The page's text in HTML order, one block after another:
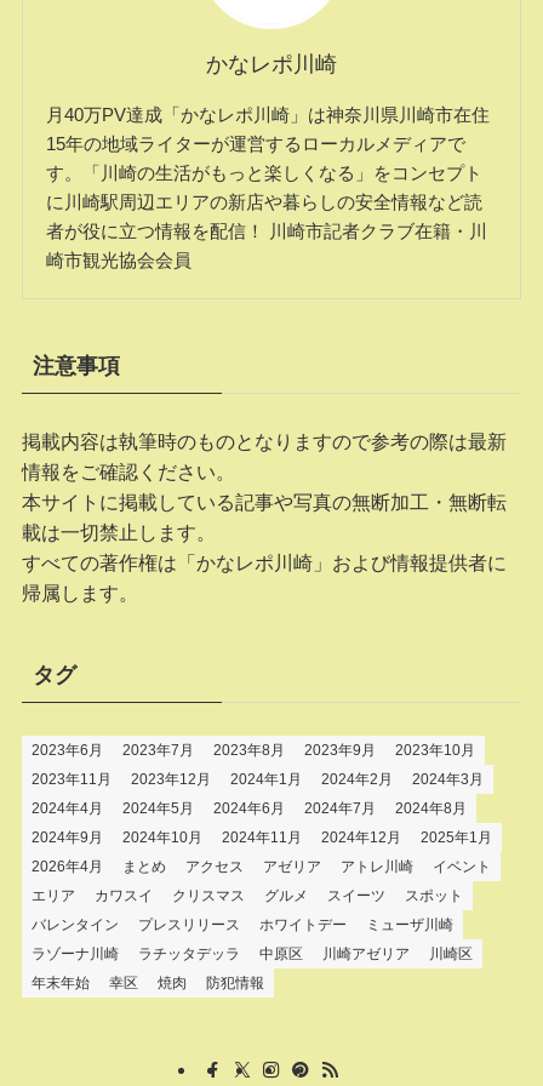
かなレポ川崎
月40万PV達成「かなレポ川崎」は神奈川県川崎市在住
15年の地域ライターが運営するローカルメディアで
す。「川崎の生活がもっと楽しくなる」をコンセプト
に川崎駅周辺エリアの新店や暮らしの安全情報など読
者が役に立つ情報を配信！ 川崎市記者クラブ在籍・川
崎市観光協会会員
注意事項
掲載内容は執筆時のものとなりますので参考の際は最新
情報をご確認ください。
本サイトに掲載している記事や写真の無断加工・無断転
載は一切禁止します。
すべての著作権は「かなレポ川崎」および情報提供者に
帰属します。
タグ
2023年6月 2023年7月 2023年8月 2023年9月
2023年10月
2023年11月
2023年12月 2024年1月 2024年2月
2024年3月
2024年4月
2024年5月 2024年6月 2024年7月
2024年8月
2024年9月
2024年10月 2024年11月 2024年12月
2025年1月
2026年4月
まとめ アクセス アゼリア アトレ川崎
イベント
エリア
カワスイ クリスマス グルメ スイーツ
スポット
バレンタイン
プレスリリース ホワイトデー
ミューザ川崎
ラゾーナ川崎
ラチッタデッラ 中原区 川崎アゼリア
川崎区
年末年始
幸区 焼肉 防犯情報